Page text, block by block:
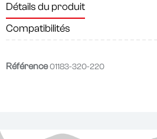
Détails du produit
Compatibilités
Référence01183-320-220